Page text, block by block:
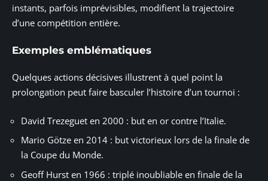
instants, parfois imprévisibles, modifient la trajectoire
d’une compétition entière.
Exemples emblématiques
Quelques actions décisives illustrent à quel point la
prolongation peut faire basculer l’histoire d’un tournoi :
David Trezeguet en 2000 : but en or contre l’Italie.
Mario Götze en 2014 : but victorieux lors de la finale de
la Coupe du Monde.
Geoff Hurst en 1966 : triplé inoubliable en finale de la